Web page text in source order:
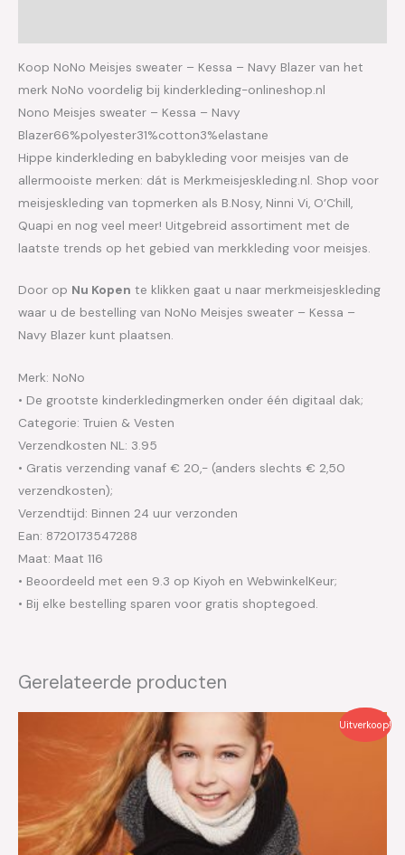
Koop NoNo Meisjes sweater – Kessa – Navy Blazer van het
merk NoNo voordelig bij kinderkleding-onlineshop.nl
Nono Meisjes sweater – Kessa – Navy
Blazer66%polyester31%cotton3%elastane
Hippe kinderkleding en babykleding voor meisjes van de
allermooiste merken: dát is Merkmeisjeskleding.nl. Shop voor
meisjeskleding van topmerken als B.Nosy, Ninni Vi, O’Chill,
Quapi en nog veel meer! Uitgebreid assortiment met de
laatste trends op het gebied van merkkleding voor meisjes.
Door op Nu Kopen te klikken gaat u naar merkmeisjeskleding
waar u de bestelling van NoNo Meisjes sweater – Kessa –
Navy Blazer kunt plaatsen.
Merk: NoNo
• De grootste kinderkledingmerken onder één digitaal dak;
Categorie: Truien & Vesten
Verzendkosten NL: 3.95
• Gratis verzending vanaf € 20,- (anders slechts € 2,50
verzendkosten);
Verzendtijd: Binnen 24 uur verzonden
Ean: 8720173547288
Maat: Maat 116
• Beoordeeld met een 9.3 op Kiyoh en WebwinkelKeur;
• Bij elke bestelling sparen voor gratis shoptegoed.
Gerelateerde producten
Uitverkoop!
Oorspronkelijke
was:
Huidige
prijs
€55.00.